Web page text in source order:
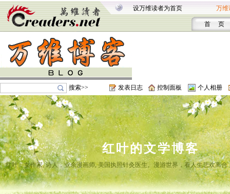
设万维读者为首页 万维
首 页
搜索>> 发表日志 控制面板 个人相册
红叶的文学博客
红叶，女作家, 诗人，业余漫画师, 美国执照针灸医生。漫游世界，看人生悲欢离